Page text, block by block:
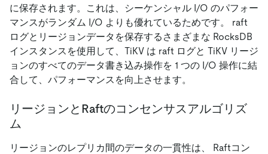
に保存されます。これは、シーケンシャル I/O のパフォー
マンスがランダム I/O よりも優れているためです。 raft
ログとリージョンデータを保存するさまざまな RocksDB
インスタンスを使用して、TiKV は raft ログと TiKV リージ
ョンのすべてのデータ書き込み操作を 1 つの I/O 操作に結
合して、パフォーマンスを向上させます。
リージョンとRaftのコンセンサスアルゴリズ
ム
リージョンのレプリカ間のデータの一貫性は、 Raftコン